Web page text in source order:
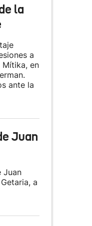
la
a
en
ante la
Juan
Juan
a